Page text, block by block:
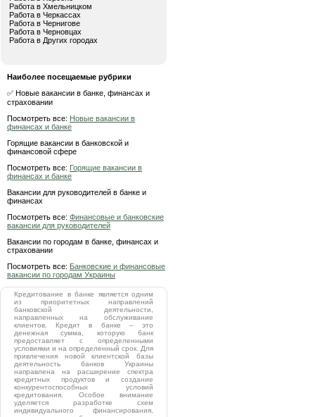
Работа в Хмельницком
Работа в Черкассах
Работа в Чернигове
Работа в Черновцах
Работа в Других городах
Наиболее посещаемые рубрики
✅ Новые вакансии в банке, финансах и
страховании
Посмотреть все: Новые вакансии в
финансах и банке
Горящие вакансии в банковской и
финансовой сфере
Посмотреть все: Горящие вакансии в
финансах и банке
Вакансии для руководителей в банке и
финансах
Посмотреть все: Финансовые и банковские
вакансии для руководителей
Вакансии по городам в банке, финансах и
страховании
Посмотреть все: Банковские и финансовые
вакансии по городам Украины
Кредитование в банке является одним
из приоритетных направлений
банковской деятельности,
направленных на обслуживание
клиентов. Кредит в банке – это
денежная сумма, которую банк
предоставляет с определенными
условиями и на определенный срок. Для
привлечения новой клиентской базы
деятельность банков Украины
направлена на расширение спектра
кредитных продуктов и создание
конкурентоспособных условий
кредитования. Особое внимание
уделяется разработке схем
индивидуального финансирования,